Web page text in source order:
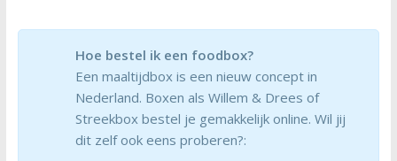
Hoe bestel ik een foodbox?
Een maaltijdbox is een nieuw concept in
Nederland. Boxen als Willem & Drees of
Streekbox bestel je gemakkelijk online. Wil jij
dit zelf ook eens proberen?: